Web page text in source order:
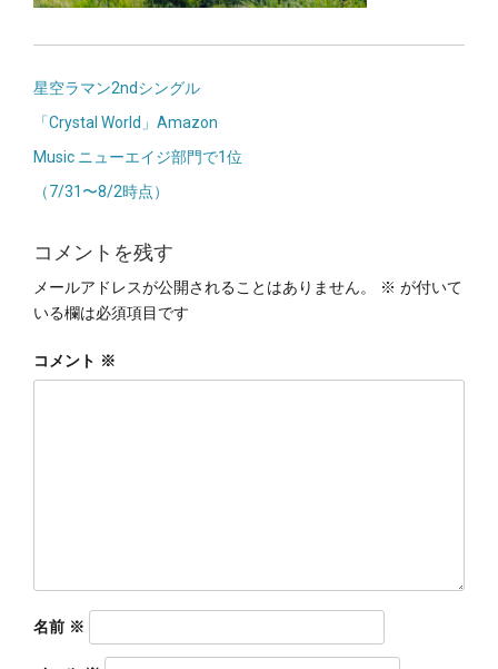
稿
ナ
ビ
ゲ
ー
シ
ョ
ン
星空ラマン2ndシングル
「Crystal World」Amazon
Music ニューエイジ部門で1位
（7/31〜8/2時点）
コメントを残す
メールアドレスが公開されることはありません。 ※ が付いて
いる欄は必須項目です
コメント ※
名前 ※